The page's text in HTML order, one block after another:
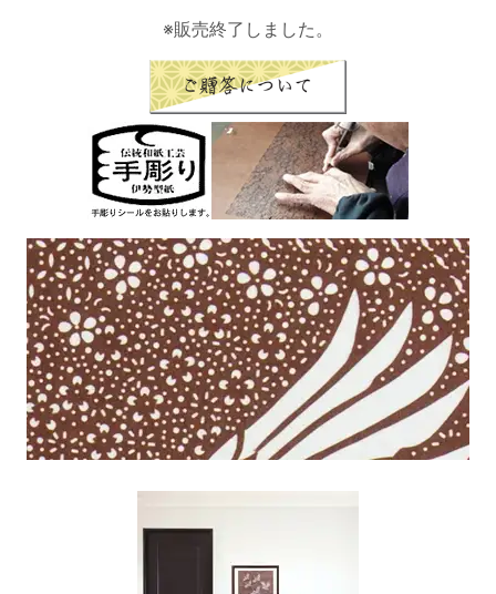
※販売終了しました。